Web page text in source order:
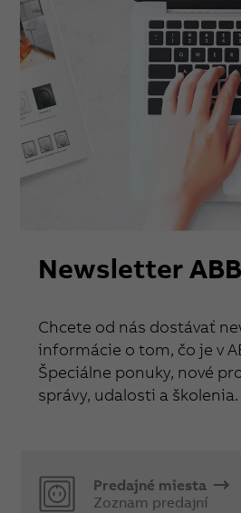
Newsletter ABB
Chcete od nás dostávať
informácie o tom, čo je v
Špeciálne ponuky, nové
správy, udalosti a školenia.
Predajné miesta
Zoznam predajní